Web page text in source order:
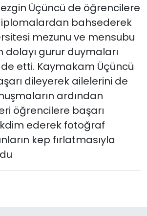
Üçüncü de öğrencilere
bahsederek
mezunu ve mensubu
dolayı gurur duymaları
etti. Kaymakam Üçüncü
dileyerek ailelerini de
ardından
öğrencilere başarı
ederek fotoğraf
kep fırlatmasıyla